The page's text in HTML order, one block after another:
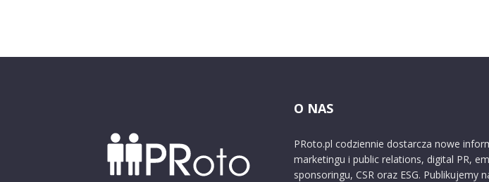
O NAS
PRoto.pl codziennie dostarcza nowe
marketingu i public relations, digital PR,
sponsoringu, CSR oraz ESG. Publikujemy